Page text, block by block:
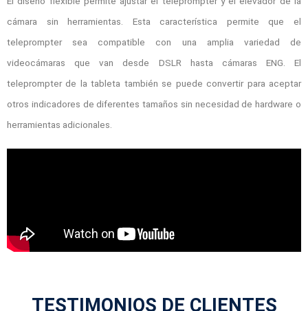
cámara sin herramientas. Esta característica permite que el
teleprompter sea compatible con una amplia variedad de
videocámaras que van desde DSLR hasta cámaras ENG. El
teleprompter de la tableta también se puede convertir para aceptar
otros indicadores de diferentes tamaños sin necesidad de hardware o
herramientas adicionales.
TESTIMONIOS DE CLIENTES